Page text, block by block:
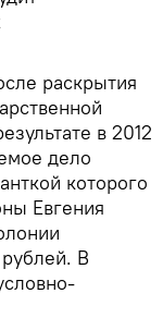
раскрытия
в 2012
дело
которого
Евгения
В